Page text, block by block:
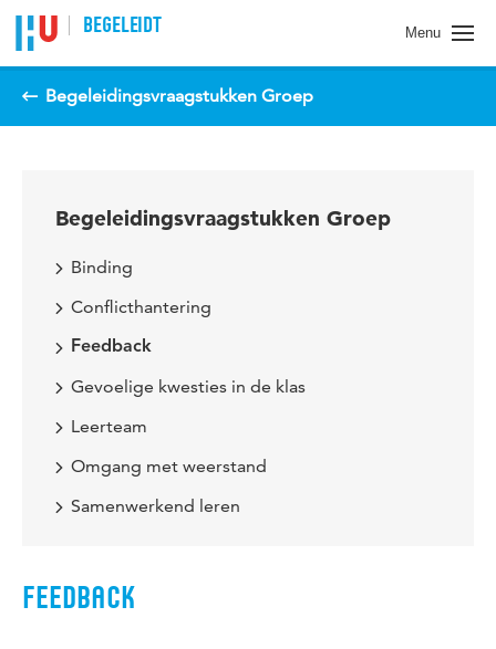
Spring naar pagina inhoud
BEGELEIDT Menu
Begeleidingsvraagstukken Groep
Begeleidingsvraagstukken Groep
Binding
Conflicthantering
Feedback
Gevoelige kwesties in de klas
Leerteam
Omgang met weerstand
Samenwerkend leren
FEEDBACK